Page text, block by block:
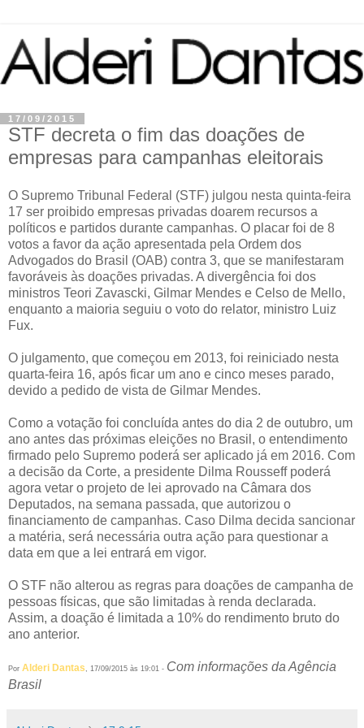
17/09/2015
STF decreta o fim das doações de
empresas para campanhas eleitorais
O Supremo Tribunal Federal (STF) julgou nesta quinta-feira
17 ser proibido empresas privadas doarem recursos a
políticos e partidos durante campanhas. O placar foi de 8
votos a favor da ação apresentada pela Ordem dos
Advogados do Brasil (OAB) contra 3, que se manifestaram
favoráveis às doações privadas. A divergência foi dos
ministros Teori Zavascki, Gilmar Mendes e Celso de Mello,
enquanto a maioria seguiu o voto do relator, ministro Luiz
Fux.
O julgamento, que começou em 2013, foi reiniciado nesta
quarta-feira 16, após ficar um ano e cinco meses parado,
devido a pedido de vista de Gilmar Mendes.
Como a votação foi concluída antes do dia 2 de outubro, um
ano antes das próximas eleições no Brasil, o entendimento
firmado pelo Supremo poderá ser aplicado já em 2016. Com
a decisão da Corte, a presidente Dilma Rousseff poderá
agora vetar o projeto de lei aprovado na Câmara dos
Deputados, na semana passada, que autorizou o
financiamento de campanhas. Caso Dilma decida sancionar
a matéria, será necessária outra ação para questionar a
data em que a lei entrará em vigor.
O STF não alterou as regras para doações de campanha de
pessoas físicas, que são limitadas à renda declarada.
Assim, a doação é limitada a 10% do rendimento bruto do
ano anterior.
Por Alderi Dantas, 17/09/2015 às 19:01 - Com informações da Agência
Brasil